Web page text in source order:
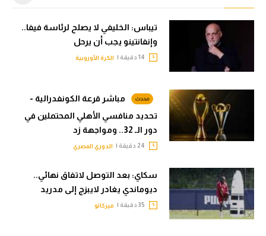
تيباس: الخليفي لا يصلح لرئاسة فيفا..
وإنفانتينو يجب أن يرحل
الكرة الأوروبية
مباشر قرعة الكونفدرالية -
تحديد منافسي الأهلي المحتملين في
دور الـ 32.. ومواجهة زد
الدوري المصري
سكاي: بعد التوصل لاتفاق نهائي..
ديوماندي يغادر لايبزج إلى مدريد
ميركاتو